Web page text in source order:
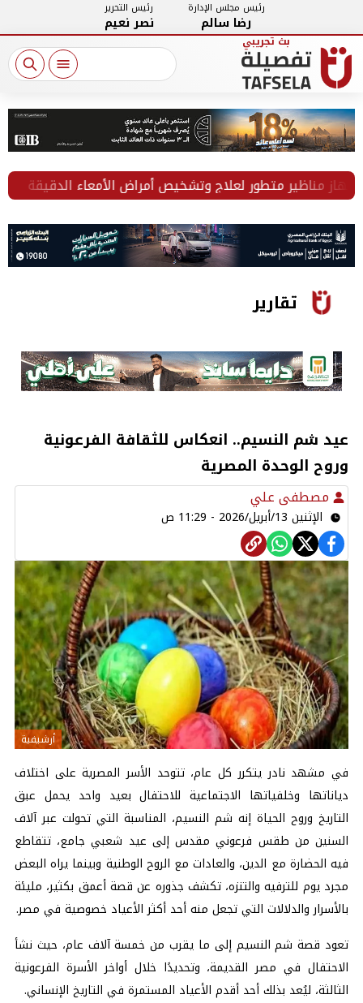
رئيس مجلس الإدارة
رضا سالم
رئيس التحرير
نصر نعيم
متطور لعلاج وتشخيص أمراض الأمعاء الدقيقة
تقارير
عيد شم النسيم.. انعكاس للثقافة الفرعونية
وروح الوحدة المصرية
مصطفى علي
الإثنين 13/أبريل/2026 - 11:29 ص
أرشيفية
في مشهد نادر يتكرر كل عام، تتوحد الأسر المصرية على اختلاف
دياناتها وخلفياتها الاجتماعية للاحتفال بعيد واحد يحمل عبق
التاريخ وروح الحياة إنه شم النسيم، المناسبة التي تحولت عبر آلاف
السنين من طقس فرعوني مقدس إلى عيد شعبي جامع، تتقاطع
فيه الحضارة مع الدين، والعادات مع الروح الوطنية وبينما يراه البعض
مجرد يوم للترفيه والتنزه، تكشف جذوره عن قصة أعمق بكثير، مليئة
بالأسرار والدلالات التي تجعل منه أحد أكثر الأعياد خصوصية في مصر.
تعود قصة شم النسيم إلى ما يقرب من خمسة آلاف عام، حيث نشأ
الاحتفال في مصر القديمة، وتحديدًا خلال أواخر الأسرة الفرعونية
الثالثة، ليُعد بذلك أحد أقدم الأعياد المستمرة في التاريخ الإنساني.